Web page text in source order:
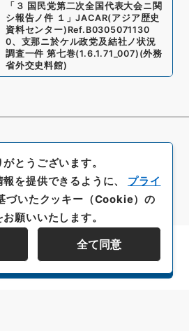
「 ３ 国民党第二次全国代表大会ニ関
シ報告ノ件 １ 」JACAR(アジア歴史
資料センター) Ref. B0305071130
0、 支那ニ於ケル政党及結社ノ状況
調査一件 第七巻(1.6.1.71_007) (外務
省外交史料館)
群階層を表示する
とうございます。
を提供できるように、 プライ
づいたクッキー（Cookie）の
願いいたします。
全て同意